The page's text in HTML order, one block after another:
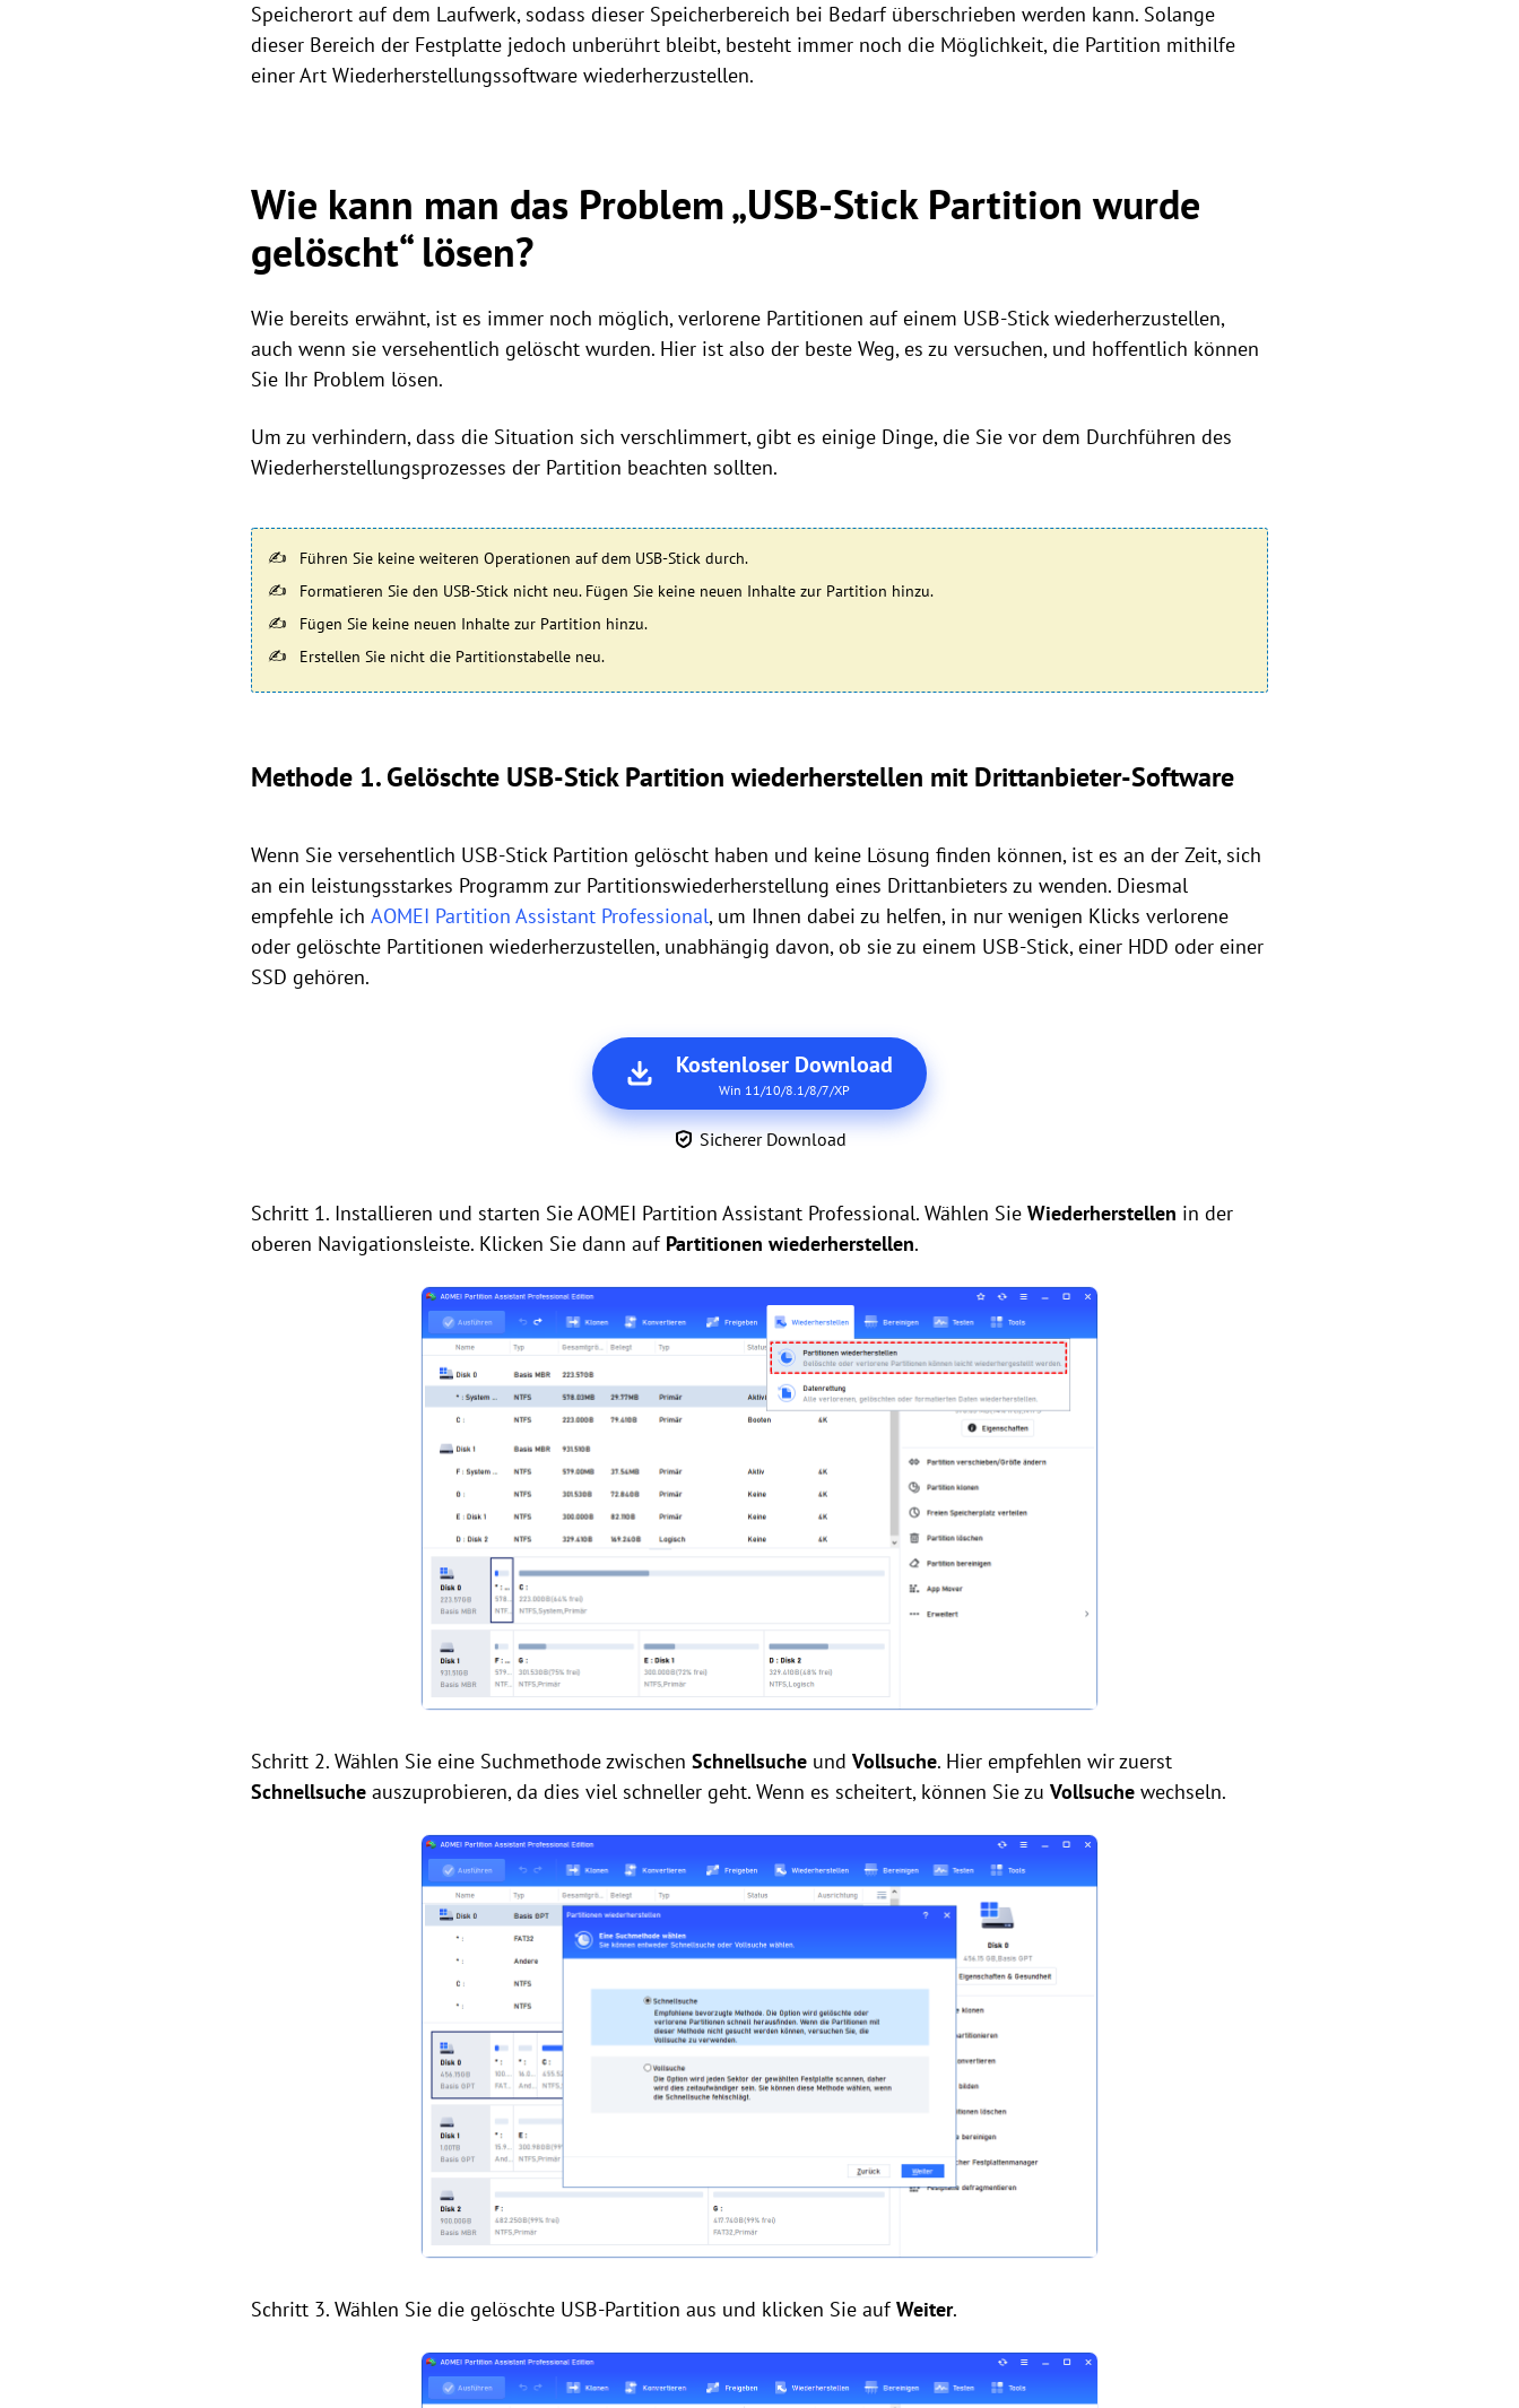
Speicherort auf dem Laufwerk, sodass dieser Speicherbereich bei Bedarf überschrieben werden kann. Solange
dieser Bereich der Festplatte jedoch unberührt bleibt, besteht immer noch die Möglichkeit, die Partition mithilfe
einer Art Wiederherstellungssoftware wiederherzustellen.
Wie kann man das Problem „USB-Stick Partition wurde
gelöscht“ lösen?
Wie bereits erwähnt, ist es immer noch möglich, verlorene Partitionen auf einem USB-Stick wiederherzustellen,
auch wenn sie versehentlich gelöscht wurden. Hier ist also der beste Weg, es zu versuchen, und hoffentlich können
Sie Ihr Problem lösen.
Um zu verhindern, dass die Situation sich verschlimmert, gibt es einige Dinge, die Sie vor dem Durchführen des
Wiederherstellungsprozesses der Partition beachten sollten.
Führen Sie keine weiteren Operationen auf dem USB-Stick durch.
Formatieren Sie den USB-Stick nicht neu. Fügen Sie keine neuen Inhalte zur Partition hinzu.
Fügen Sie keine neuen Inhalte zur Partition hinzu.
Erstellen Sie nicht die Partitionstabelle neu.
Methode 1. Gelöschte USB-Stick Partition wiederherstellen mit Drittanbieter-Software
Wenn Sie versehentlich USB-Stick Partition gelöscht haben und keine Lösung finden können, ist es an der Zeit, sich
an ein leistungsstarkes Programm zur Partitionswiederherstellung eines Drittanbieters zu wenden. Diesmal
empfehle ich AOMEI Partition Assistant Professional, um Ihnen dabei zu helfen, in nur wenigen Klicks verlorene
oder gelöschte Partitionen wiederherzustellen, unabhängig davon, ob sie zu einem USB-Stick, einer HDD oder einer
SSD gehören.
Kostenloser Download
Win 11/10/8.1/8/7/XP
Sicherer Download
Schritt 1. Installieren und starten Sie AOMEI Partition Assistant Professional. Wählen Sie Wiederherstellen in der
oberen Navigationsleiste. Klicken Sie dann auf Partitionen wiederherstellen.
Schritt 2. Wählen Sie eine Suchmethode zwischen Schnellsuche und Vollsuche. Hier empfehlen wir zuerst
Schnellsuche auszuprobieren, da dies viel schneller geht. Wenn es scheitert, können Sie zu Vollsuche wechseln.
Schritt 3. Wählen Sie die gelöschte USB-Partition aus und klicken Sie aufWeiter.